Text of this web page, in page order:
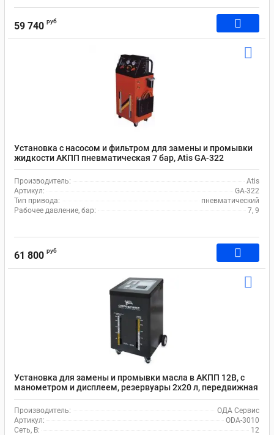
59 740 руб
Установка с насосом и фильтром для замены и промывки
жидкости АКПП пневматическая 7 бар, Atis GA-322
Производитель:
Atis
Артикул:
GA-322
Тип привода:
пневматический
Рабочее давление, бар:
7, 9
61 800 руб
Установка для замены и промывки масла в АКПП 12В, с
манометром и дисплеем, резервуары 2х20 л, передвижная
ОДА Сервис ODA-3010
Производитель:
ОДА Сервис
Артикул:
ODA-3010
Сеть, В:
12